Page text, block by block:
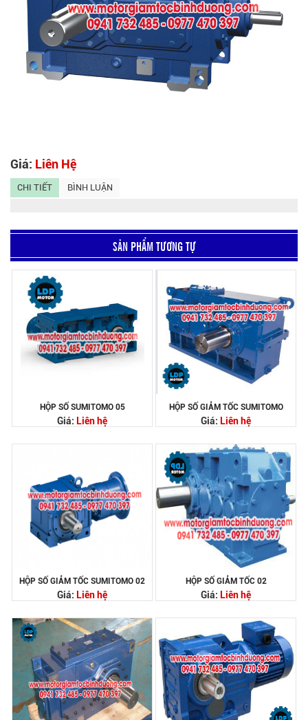
Giá: Liên Hệ
CHI TIẾT BÌNH LUẬN
SẢN PHẨM TƯƠNG TỰ
HỘP SỐ SUMITOMO 05
Giá: Liên hệ
HỘP SỐ GIẢM TỐC SUMITOMO
Giá: Liên hệ
HỘP SỐ GIẢM TỐC SUMITOMO 02
Giá: Liên hệ
HỘP SỐ GIẢM TỐC 02
Giá: Liên hệ